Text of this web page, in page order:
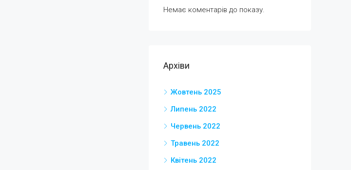
Немає коментарів до показу.
Архіви
Жовтень 2025
Липень 2022
Червень 2022
Травень 2022
Квітень 2022